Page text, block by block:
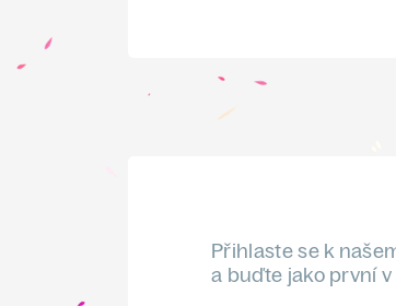
Přihlaste se k
a buďte jako první